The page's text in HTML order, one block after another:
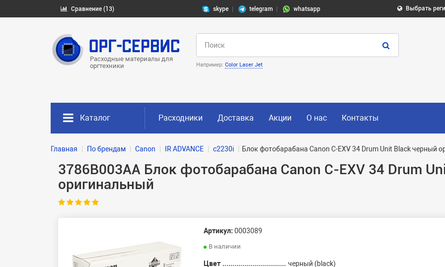
Сравнение (13) skype telegram whatsapp Выбрать
Расходные материалы для
оргтехники
Например: Color Laser Jet
Каталог Расходники Доставка Акции О нас Контакты
Главная По брендам Canon IR ADVANCE c2230i Блок фотобарабана Canon C-EXV 34 Drum Unit Black черный
3786B003AA Блок фотобарабана Canon C-EXV 34 Drum
оригинальный
Артикул: 0003089
В наличии
Цвет
черный (black)